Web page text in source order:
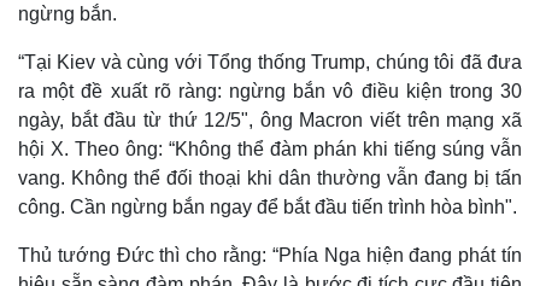
Bất động sản
Giá vàng
ngừng bắn.
“Tại Kiev và cùng với Tổng thống Trump, chúng tôi đã đưa
ra một đề xuất rõ ràng: ngừng bắn vô điều kiện trong 30
ngày, bắt đầu từ thứ 12/5", ông Macron viết trên mạng xã
hội X. Theo ông: “Không thể đàm phán khi tiếng súng vẫn
vang. Không thể đối thoại khi dân thường vẫn đang bị tấn
công. Cần ngừng bắn ngay để bắt đầu tiến trình hòa bình".
Thủ tướng Đức thì cho rằng: “Phía Nga hiện đang phát tín